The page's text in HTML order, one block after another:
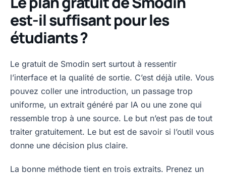
est-il suffisant pour les
étudiants ?
Le gratuit de Smodin sert surtout à ressentir
l’interface et la qualité de sortie. C’est déjà utile. Vous
pouvez coller une introduction, un passage trop
uniforme, un extrait généré par IA ou une zone qui
ressemble trop à une source. Le but n’est pas de tout
traiter gratuitement. Le but est de savoir si l’outil vous
donne une décision plus claire.
La bonne méthode tient en trois extraits. Prenez un